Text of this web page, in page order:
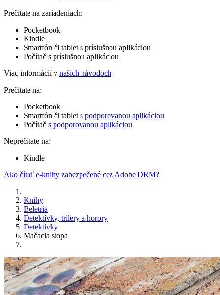
Prečítate na zariadeniach:
Pocketbook
Kindle
Smartfón či tablet s príslušnou aplikáciou
Počítač s príslušnou aplikáciou
Viac informácií v našich návodoch
Prečítate na:
Pocketbook
Smartfón či tablet s podporovanou aplikáciou
Počítač s podporovanou aplikáciou
Neprečítate na:
Kindle
Ako čítať e-knihy zabezpečené cez Adobe DRM?
Knihy
Beletria
Detektívky, trilery a horory
Detektívky
Mačacia stopa